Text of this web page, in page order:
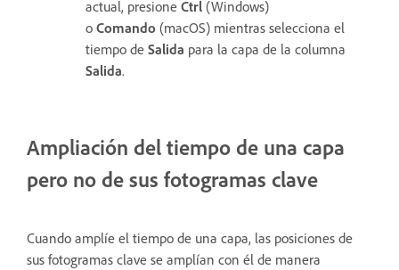
actual, presione Ctrl (Windows)
o Comando (macOS) mientras selecciona el
tiempo de Salida para la capa de la columna
Salida.
Ampliación del tiempo de una capa
pero no de sus fotogramas clave
Cuando amplíe el tiempo de una capa, las posiciones de
sus fotogramas clave se amplían con él de manera